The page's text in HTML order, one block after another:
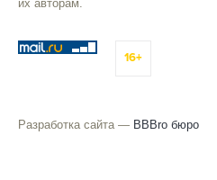
их авторам.
16+
Разработка сайта — BBBro бюро